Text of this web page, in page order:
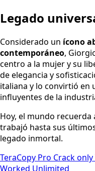
Legado
Considerado un ícono
contemporáneo,
centro a la mujer y su
de elegancia y
italiana y lo convirtió en
influyentes de la
Hoy, el mundo
trabajó hasta sus
legado inmortal.
TeraCopy Pro Crack
Worked Unlimited